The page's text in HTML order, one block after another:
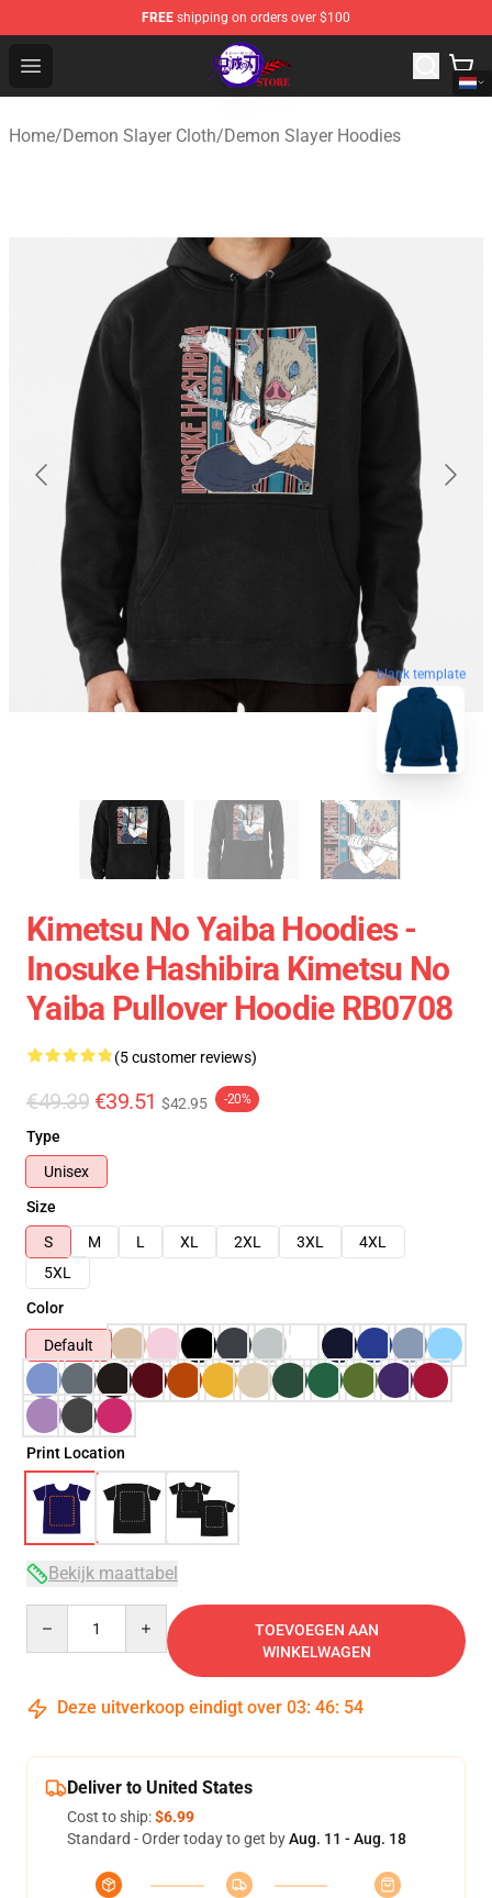
FREE shipping on orders over $100
Open menu
Kimetsu no Yaiba Store - Official Kimetsu no Yaiba
Home/Demon Slayer Cloth/Demon Slayer Hoodies
blank template
Kimetsu No Yaiba Hoodies -
Inosuke Hashibira Kimetsu No
Yaiba Pullover Hoodie RB0708
(5 customer reviews)
€49.39 €39.51 $42.95 -20%
Type
Unisex
Size
S
M L XL 2XL 3XL
4XL
5XL
Color
Default
Print Location
Bekijk maattabel
TOEVOEGEN AAN
WINKELWAGEN
Deze uitverkoop eindigt over 03: 46: 53
Deliver to United States
Cost to ship:$6.99
Standard - Order today to get byAug. 11 - Aug. 18